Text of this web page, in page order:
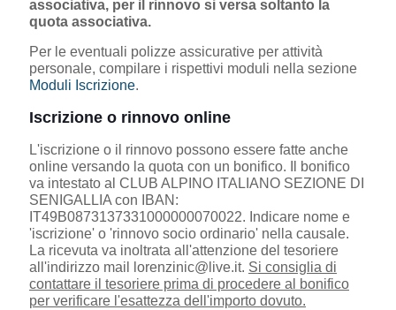
associativa, per il rinnovo si versa soltanto la
quota associativa.
Per le eventuali polizze assicurative per attività
personale, compilare i rispettivi moduli nella sezione
Moduli Iscrizione.
Iscrizione o rinnovo online
L'iscrizione o il rinnovo possono essere fatte anche
online versando la quota con un bonifico. Il bonifico
va intestato al CLUB ALPINO ITALIANO SEZIONE DI
SENIGALLIA con IBAN:
IT49B0873137331000000070022. Indicare nome e
'iscrizione' o 'rinnovo socio ordinario' nella causale.
La ricevuta va inoltrata all'attenzione del tesoriere
all'indirizzo mail lorenzinic@live.it. Si consiglia di
contattare il tesoriere prima di procedere al bonifico
per verificare l'esattezza dell'importo dovuto.